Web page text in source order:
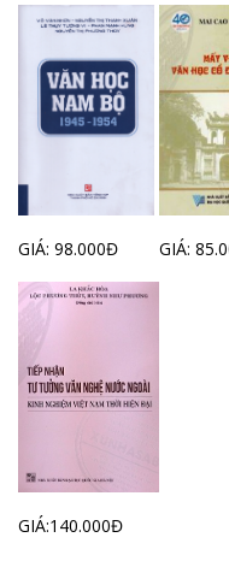
GIÁ: 98.000Đ GIÁ:
GIÁ:140.000Đ